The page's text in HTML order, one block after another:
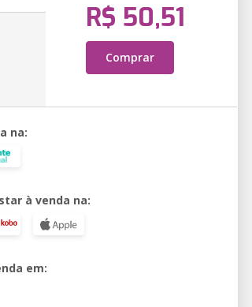
R$ 50,51
Comprar
na:
à venda na:
em: